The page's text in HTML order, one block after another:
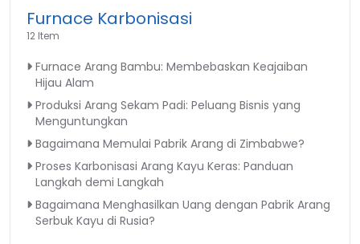
Furnace Karbonisasi
12 Item
Furnace Arang Bambu: Membebaskan Keajaiban
Hijau Alam
Produksi Arang Sekam Padi: Peluang Bisnis yang
Menguntungkan
Bagaimana Memulai Pabrik Arang di Zimbabwe?
Proses Karbonisasi Arang Kayu Keras: Panduan
Langkah demi Langkah
Bagaimana Menghasilkan Uang dengan Pabrik Arang
Serbuk Kayu di Rusia?